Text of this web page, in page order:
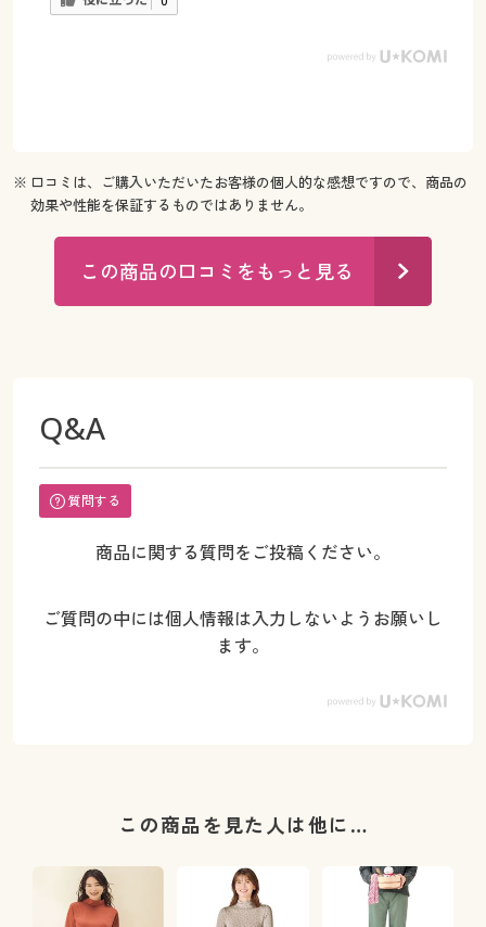
※ 口コミは、ご購入いただいたお客様の個人的な感想ですので、商品の
効果や性能を保証するものではありません。
この商品の口コミをもっと見る
Q&A
質問する
商品に関する質問をご投稿ください。
ご質問の中には個人情報は入力しないようお願いし
ます。
この商品を見た人は他に…